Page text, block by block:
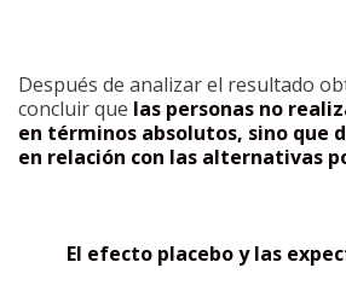
Después de analizar el resultado
concluir que las personas no
en términos absolutos, sino que
en relación con las alternativas
El efecto placebo y las